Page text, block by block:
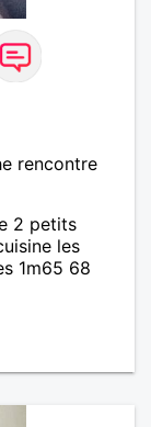
rencontre
2 petits
les
1m65 68